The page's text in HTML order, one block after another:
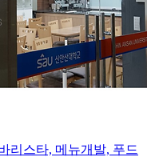
리스타, 메뉴개발, 푸드